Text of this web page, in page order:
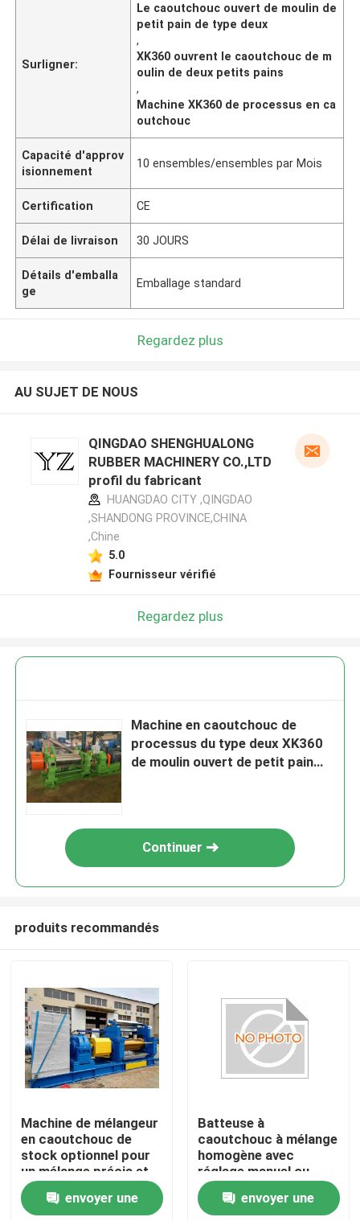
Maison
Produits
Vidéos
Surligner:
Le caoutchouc ouvert de moulin de
petit pain de type deux
,
XK360 ouvrent le caoutchouc de m
oulin de deux petits pains
,
Machine XK360 de processus en ca
outchouc
Capacité d'approv
isionnement
10 ensembles/ensembles par Mois
Certification CE
Délai de livraison 30 JOURS
Détails d'emballa
ge
Emballage standard
Regardez plus
AU SUJET DE NOUS
QINGDAO SHENGHUALONG
RUBBER MACHINERY CO.,LTD
profil du fabricant
HUANGDAO CITY ,QINGDAO
,SHANDONG PROVINCE,CHINA
,Chine
5.0
Fournisseur vérifié
Regardez plus
Machine en caoutchouc de
processus du type deux XK360
de moulin ouvert de petit pain
Continuer
produits recommandés
Machine de mélangeur
en caoutchouc de
stock optionnel pour
un mélange précis et
constant
envoyer une
Batteuse à
caoutchouc à mélange
homogène avec
réglage manuel ou
électrique de
l'écartement et
envoyer une